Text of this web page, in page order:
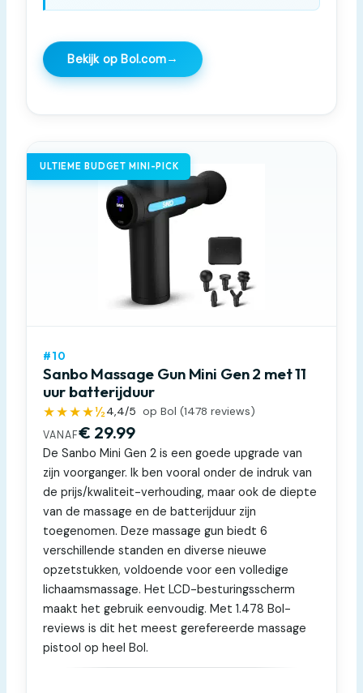
Bekijk op Bol.com→
ULTIEME BUDGET MINI-PICK
#10
Sanbo Massage Gun Mini Gen 2 met 11
uur batterijduur
★★★★½4,4/5 op Bol (1478 reviews)
VANAF€ 29.99
De Sanbo Mini Gen 2 is een goede upgrade van
zijn voorganger. Ik ben vooral onder de indruk van
de prijs/kwaliteit-verhouding, maar ook de diepte
van de massage en de batterijduur zijn
toegenomen. Deze massage gun biedt 6
verschillende standen en diverse nieuwe
opzetstukken, voldoende voor een volledige
lichaamsmassage. Het LCD-besturingsscherm
maakt het gebruik eenvoudig. Met 1.478 Bol-
reviews is dit het meest gerefereerde massage
pistool op heel Bol.